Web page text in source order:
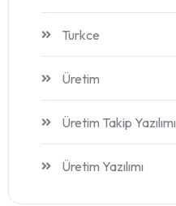
Turkce
Üretim
Üretim Takip Yazılımı
Üretim Yazılımı